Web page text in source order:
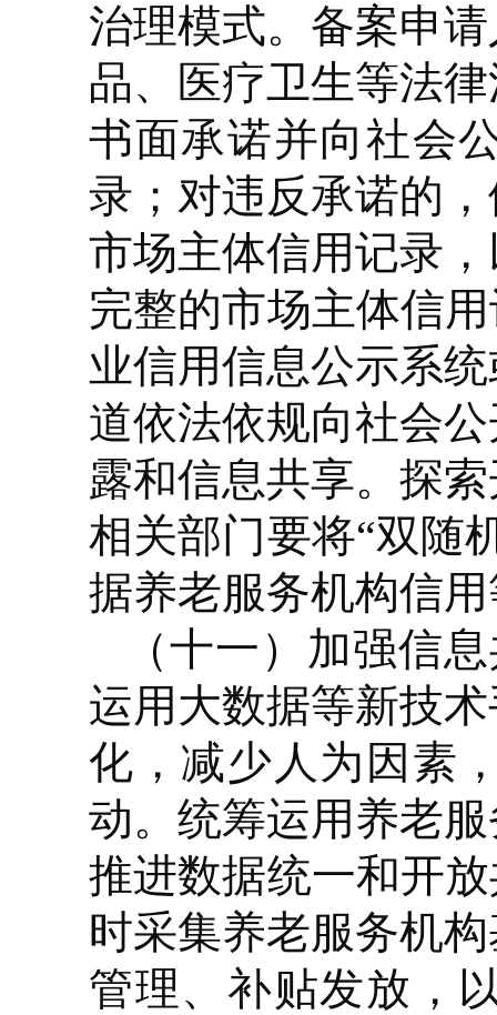
治理模式。备案申
品、医疗卫生等法
书面承诺并向社会
录；对违反承诺的
市场主体信用记录
完整的市场主体信
业信用信息公示系
道依法依规向社会
露和信息共享。探
相关部门要将“双随
据养老服务机构信
（十一）加强信
运用大数据等新技
化，减少人为因素
动。统筹运用养老
推进数据统一和开
时采集养老服务机
管理、补贴发放，